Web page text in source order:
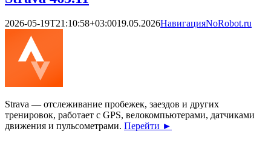
2026-05-19T21:10:58+03:0019.05.2026НавигацияNoRobot.ru
Strava — отслеживание пробежек, заездов и других
тренировок, работает с GPS, велокомпьютерами, датчиками
движения и пульсометрами. Перейти ►